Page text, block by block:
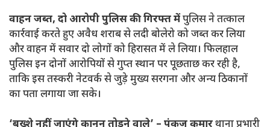
वाहन जब्त, दो आरोपी पुलिस की गिरफ्त मेंपुलिस ने तत्काल
कार्रवाई करते हुए अवैध शराब से लदी बोलेरो को जब्त कर लिया
और वाहन में सवार दो लोगों को हिरासत में ले लिया। फिलहाल
पुलिस इन दोनों आरोपियों से गुप्त स्थान पर पूछताछ कर रही है,
ताकि इस तस्करी नेटवर्क से जुड़े मुख्य सरगना और अन्य ठिकानों
का पता लगाया जा सके।